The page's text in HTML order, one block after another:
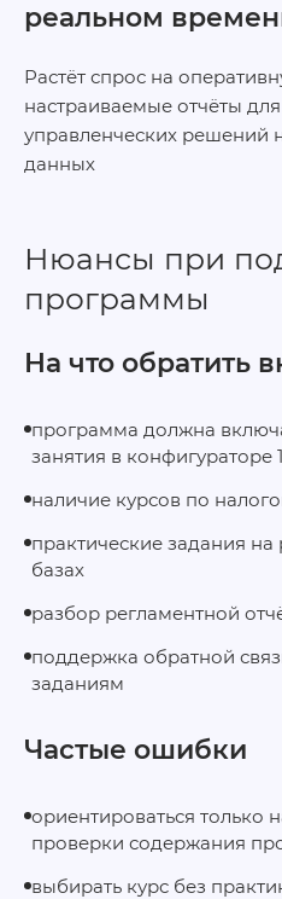
реальном
Растёт спрос на
настраиваемые отчёты
управленческих решений
данных
Нюансы при
программы
На что обратить
программа должна
занятия в конфигураторе
наличие курсов по
практические задания
базах
разбор регламентной
поддержка обратной
заданиям
Частые ошибки
ориентироваться
проверки содержания
выбирать курс без